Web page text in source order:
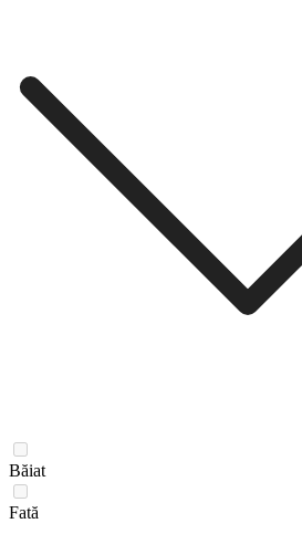
Băiat
Fată